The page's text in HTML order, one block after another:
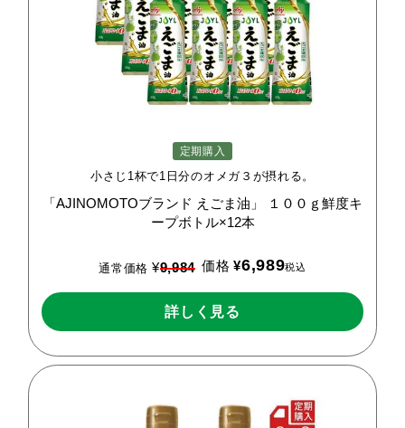
定期購入
小さじ1杯で1日分のオメガ３が摂れる。
「AJINOMOTOブランド えごま油」
１００ｇ鮮度キ
ープボトル×12本
通常価格 ¥9,984 価格 ¥6,989税込
詳しく見る